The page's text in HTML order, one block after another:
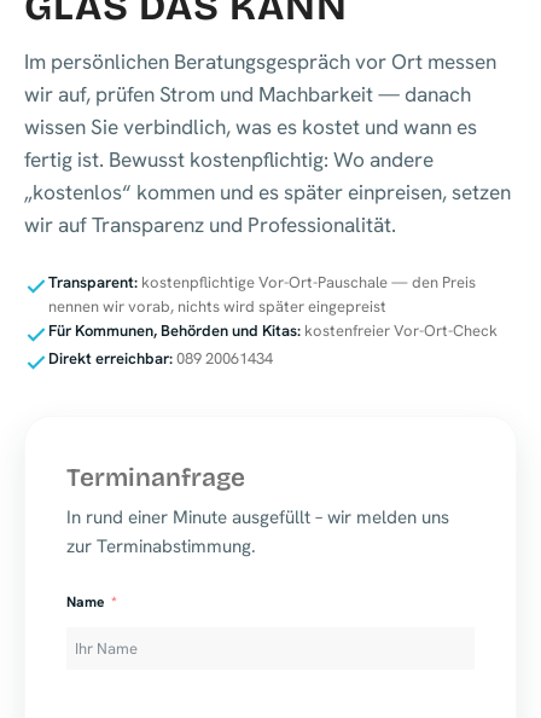
Im persönlichen Beratungsgespräch vor Ort messen
wir auf, prüfen Strom und Machbarkeit — danach
wissen Sie verbindlich, was es kostet und wann es
fertig ist. Bewusst kostenpflichtig: Wo andere
„kostenlos“ kommen und es später einpreisen, setzen
wir auf Transparenz und Professionalität.
Transparent: kostenpflichtige Vor-Ort-Pauschale — den Preis
nennen wir vorab, nichts wird später eingepreist
Für Kommunen, Behörden und Kitas: kostenfreier Vor-Ort-Check
Direkt erreichbar:089 20061434
Terminanfrage
In rund einer Minute ausgefüllt – wir melden uns
zur Terminabstimmung.
Name